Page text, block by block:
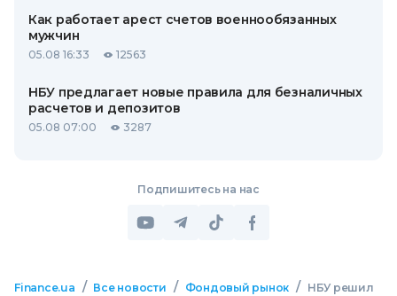
Как работает арест счетов военнообязанных
мужчин
05.08 16:33 12563
НБУ предлагает новые правила для безналичных
расчетов и депозитов
05.08 07:00 3287
Подпишитесь на нас
Finance.ua / Все новости / Фондовый рынок /
НБУ решил